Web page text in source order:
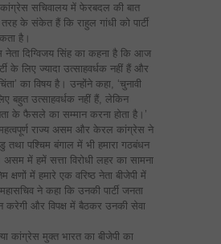
सचिवालय में फेरबदल की बात
के संकेत हैं कि राहुल गांधी को पार्टी
है।
नेता दिग्विजय सिंह का कहना है कि आज
के लिए ज्यादा उत्साहवर्धक नहीं हैं और
का विषय है। उन्होंने कहा, ‘चुनावी
बहुत उत्साहवर्धक नहीं हैं, लेकिन
के फैसले का सम्मान करना होता है।’
राज्य असम और केरल कांग्रेस ने
तथा पश्चिम बंगाल में भी हमारा गठबंधन
में हमें सत्ता विरोधी लहर का सामना
क्षणों में हमारे एक वरिष्ठ नेता बीजेपी में
ने कहा कि उनकी पार्टी जनता
और विपक्ष में बैठकर उनकी सेवा
कांग्रेस मुक्त भारत का बीजेपी का